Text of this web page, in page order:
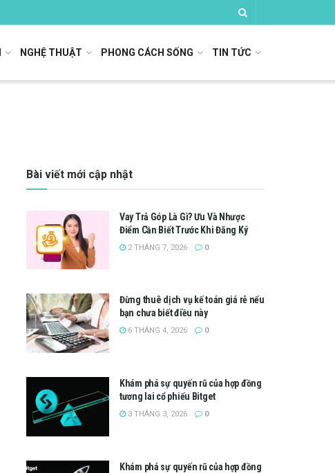
NGHỆ THUẬT PHONG CÁCH SỐNG TIN TỨC
Bài viết mới cập nhật
Vay Trả Góp Là Gì? Ưu Và Nhược
Điểm Cần Biết Trước Khi Đăng Ký
2 THÁNG 7, 2026 0
Đừng thuê dịch vụ kế toán giá rẻ nếu
bạn chưa biết điều này
6 THÁNG 4, 2026 0
Khám phá sự quyến rũ của hợp đồng
tương lai cổ phiếu Bitget
3 THÁNG 3, 2026 0
Khám phá sự quyến rũ của hợp đồng